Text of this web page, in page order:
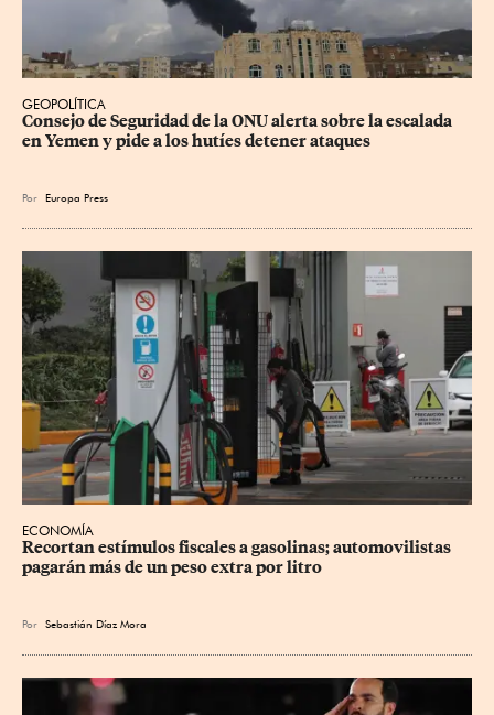
GEOPOLÍTICA
Consejo de Seguridad de la ONU alerta sobre la escalada
en Yemen y pide a los hutíes detener ataques
Por Europa Press
ECONOMÍA
Recortan estímulos fiscales a gasolinas; automovilistas
pagarán más de un peso extra por litro
Por Sebastián Díaz Mora